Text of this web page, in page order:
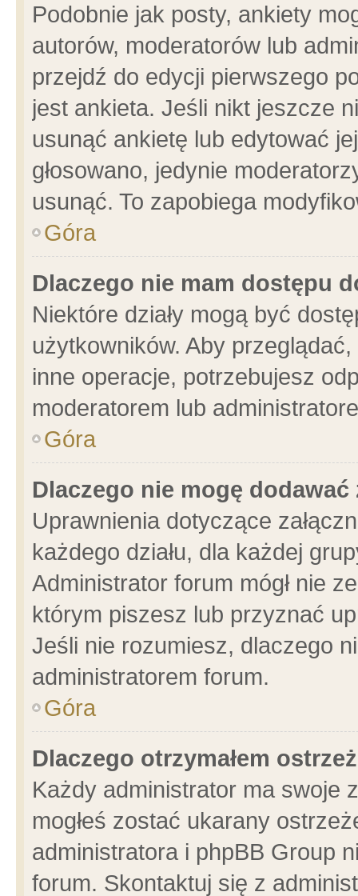
Podobnie jak posty, ankiety
autorów, moderatorów lub
przejdź do edycji pierwszego
jest ankieta. Jeśli nikt jeszcze
usunąć ankietę lub edytować
głosowano, jedynie
usunąć. To zapobiega
Góra
Dlaczego nie mam dostępu
Niektóre działy mogą być
użytkowników. Aby
inne operacje, potrzebujesz
moderatorem lub
Góra
Dlaczego nie mogę dodawać
Uprawnienia dotyczące
każdego działu, dla każdej
Administrator forum mógł nie
którym piszesz lub przyznać
Jeśli nie rozumiesz, dlaczego
administratorem forum.
Góra
Dlaczego otrzymałem
Każdy administrator ma swoje
mogłeś zostać ukarany
administratora i phpBB Group
forum. Skontaktuj się z